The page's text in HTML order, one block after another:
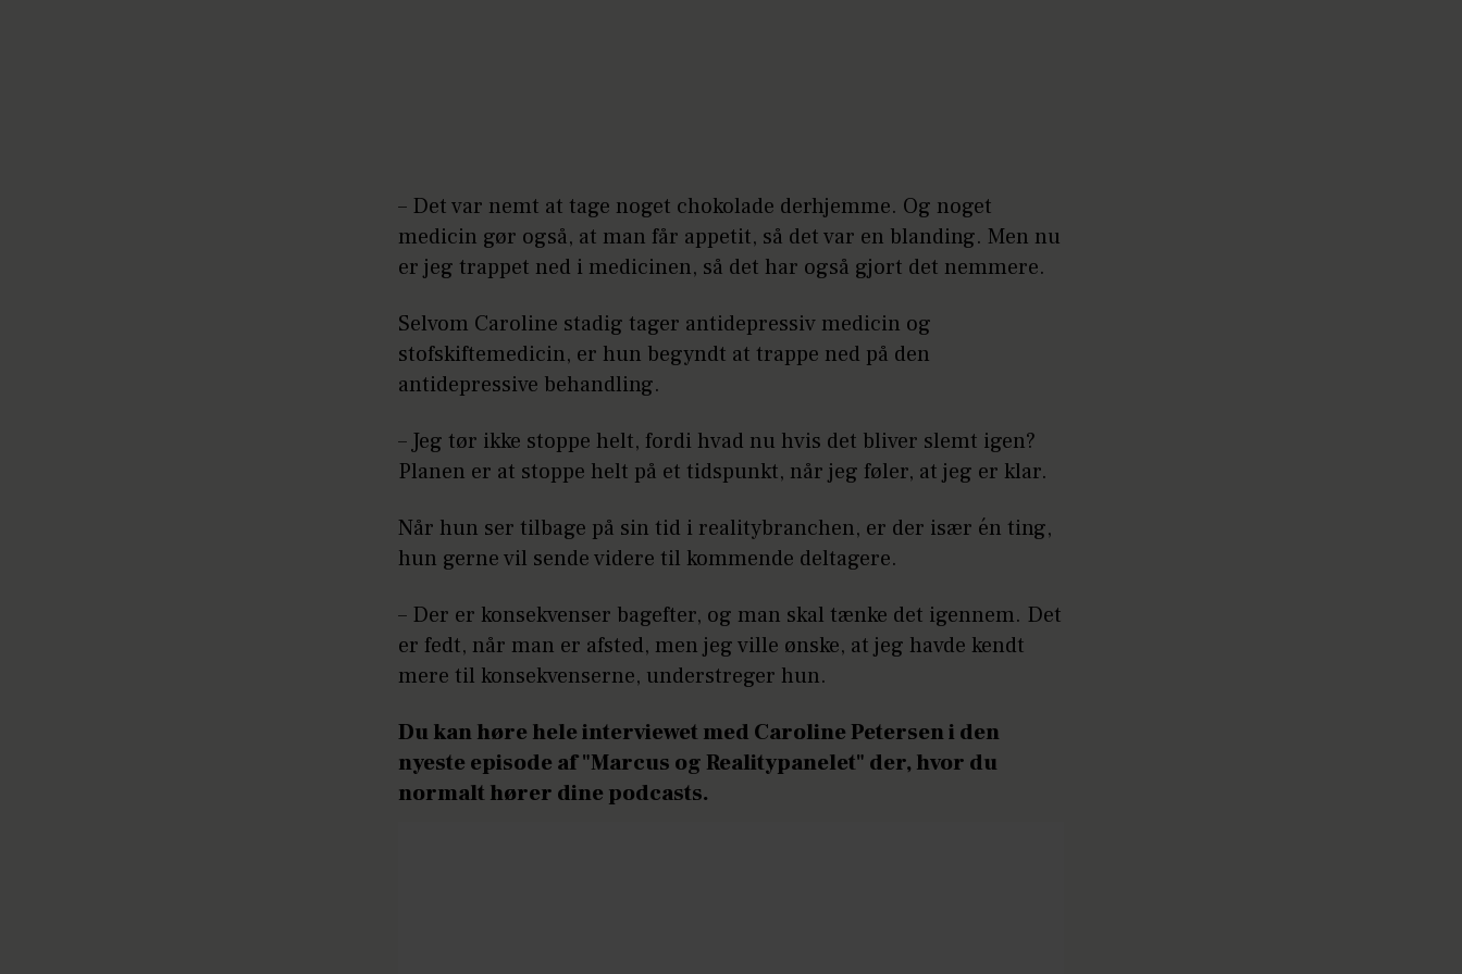
– Det var nemt at tage noget chokolade derhjemme. Og noget
medicin gør også, at man får appetit, så det var en blanding. Men nu
er jeg trappet ned i medicinen, så det har også gjort det nemmere.
Selvom Caroline stadig tager antidepressiv medicin og
stofskiftemedicin, er hun begyndt at trappe ned på den
antidepressive behandling.
– Jeg tør ikke stoppe helt, fordi hvad nu hvis det bliver slemt igen?
Planen er at stoppe helt på et tidspunkt, når jeg føler, at jeg er klar.
Når hun ser tilbage på sin tid i realitybranchen, er der især én ting,
hun gerne vil sende videre til kommende deltagere.
– Der er konsekvenser bagefter, og man skal tænke det igennem. Det
er fedt, når man er afsted, men jeg ville ønske, at jeg havde kendt
mere til konsekvenserne, understreger hun.
Du kan høre hele interviewet med Caroline Petersen i den
nyeste episode af "Marcus og Realitypanelet" der, hvor du
normalt hører dine podcasts.